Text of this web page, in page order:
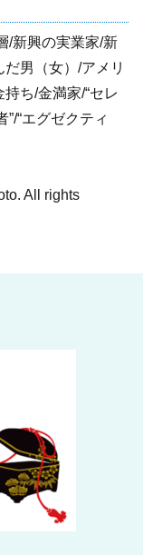
/新興の実業家/新
男（女）/アメリ
ち/金満家/“セレ
”/“エグゼクティ
All rights